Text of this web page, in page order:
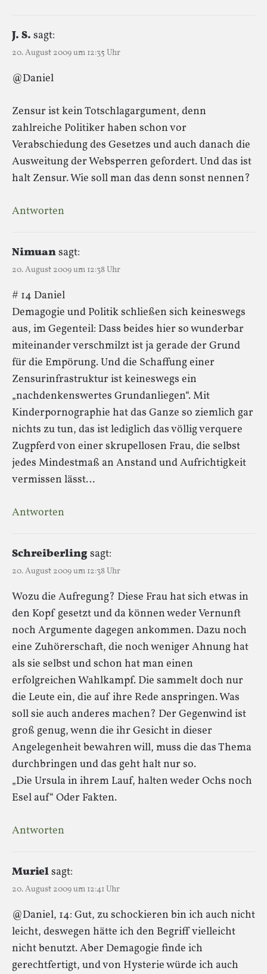
J. S. sagt:
20. August 2009 um 12:35 Uhr
@Daniel
Zensur ist kein Totschlagargument, denn
zahlreiche Politiker haben schon vor
Verabschiedung des Gesetzes und auch danach die
Ausweitung der Websperren gefordert. Und das ist
halt Zensur. Wie soll man das denn sonst nennen?
Antworten
Nimuansagt:
20. August 2009 um 12:38 Uhr
# 14 Daniel
Demagogie und Politik schließen sich keineswegs
aus, im Gegenteil: Dass beides hier so wunderbar
miteinander verschmilzt ist ja gerade der Grund
für die Empörung. Und die Schaffung einer
Zensurinfrastruktur ist keineswegs ein
„nachdenkenswertes Grundanliegen“. Mit
Kinderpornographie hat das Ganze so ziemlich gar
nichts zu tun, das ist lediglich das völlig verquere
Zugpferd von einer skrupellosen Frau, die selbst
jedes Mindestmaß an Anstand und Aufrichtigkeit
vermissen lässt…
Antworten
Schreiberlingsagt:
20. August 2009 um 12:38 Uhr
Wozu die Aufregung? Diese Frau hat sich etwas in
den Kopf gesetzt und da können weder Vernunft
noch Argumente dagegen ankommen. Dazu noch
eine Zuhörerschaft, die noch weniger Ahnung hat
als sie selbst und schon hat man einen
erfolgreichen Wahlkampf. Die sammelt doch nur
die Leute ein, die auf ihre Rede anspringen. Was
soll sie auch anderes machen? Der Gegenwind ist
groß genug, wenn die ihr Gesicht in dieser
Angelegenheit bewahren will, muss die das Thema
durchbringen und das geht halt nur so.
„Die Ursula in ihrem Lauf, halten weder Ochs noch
Esel auf“ Oder Fakten.
Antworten
Murielsagt:
20. August 2009 um 12:41 Uhr
@Daniel, 14: Gut, zu schockieren bin ich auch nicht
leicht, deswegen hätte ich den Begriff vielleicht
nicht benutzt. Aber Demagogie finde ich
gerechtfertigt, und von Hysterie würde ich auch